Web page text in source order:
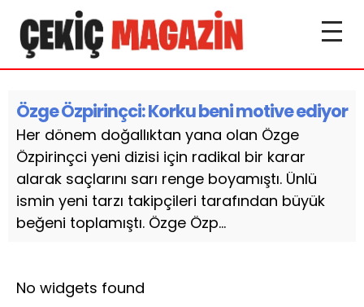
Özge Özpirinçci: Korku beni motive ediyor
Her dönem doğallıktan yana olan Özge
Özpirinçci yeni dizisi için radikal bir karar
alarak saçlarını sarı renge boyamıştı. Ünlü
ismin yeni tarzı takipçileri tarafından büyük
beğeni toplamıştı. Özge Özp...
No widgets found